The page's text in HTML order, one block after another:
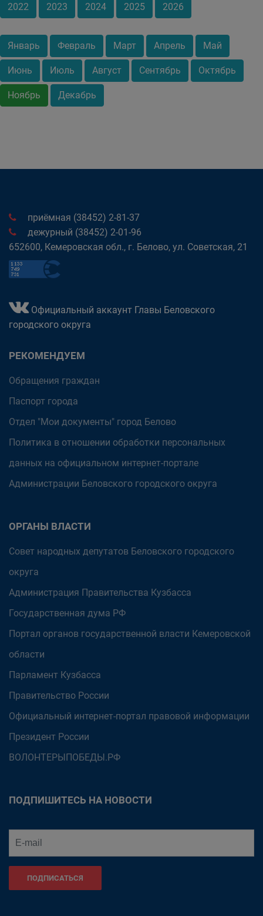
2022 2023 2024 2025 2026
Январь Февраль Март Апрель Май
Июнь Июль Август Сентябрь Октябрь
Ноябрь Декабрь
приёмная (38452) 2-81-37
дежурный (38452) 2-01-96
652600, Кемеровская обл., г. Белово, ул. Советская, 21
Официальный аккаунт Главы Беловского
городского округа
РЕКОМЕНДУЕМ
Обращения граждан
Паспорт города
Отдел "Мои документы" город Белово
Политика в отношении обработки персональных
данных на официальном интернет-портале
Администрации Беловского городского округа
ОРГАНЫ ВЛАСТИ
Совет народных депутатов Беловского городского
округа
Администрация Правительства Кузбасса
Государственная дума РФ
Портал органов государственной власти Кемеровской
области
Парламент Кузбасса
Правительство России
Официальный интернет-портал правовой информации
Президент России
ВОЛОНТЕРЫПОБЕДЫ.РФ
ПОДПИШИТЕСЬ НА НОВОСТИ
ПОДПИСАТЬСЯ